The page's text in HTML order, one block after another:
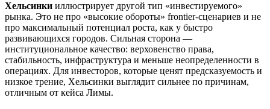
Хельсинки иллюстрирует другой тип «инвестируемого»
рынка. Это не про «высокие обороты» frontier-сценариев и не
про максимальный потенциал роста, как у быстро
развивающихся городов. Сильная сторона —
институциональное качество: верховенство права,
стабильность, инфраструктура и меньше неопределенности в
операциях. Для инвесторов, которые ценят предсказуемость и
низкое трение, Хельсинки выглядит сильнее по причинам,
отличным от кейса Лимы.